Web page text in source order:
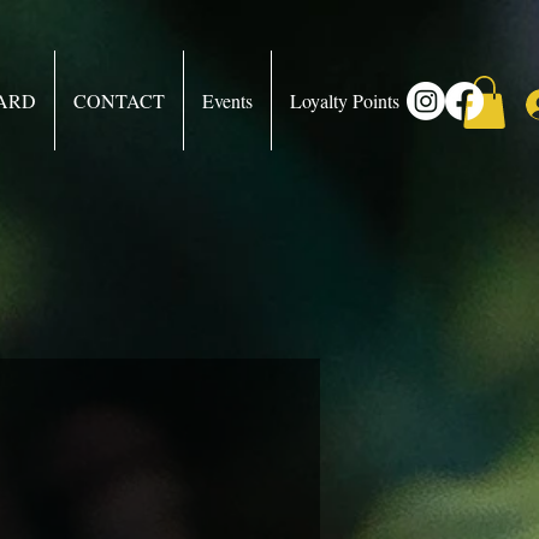
CONTACT Events Loyalty Points